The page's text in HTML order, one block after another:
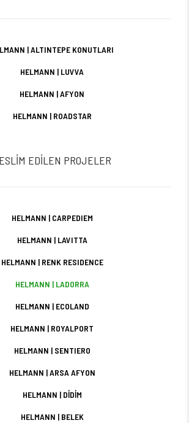
| ALTINTEPE KONUTLARI
HELMANN | LUVVA
HELMANN | AFYON
HELMANN | ROADSTAR
EDİLEN PROJELER
HELMANN | CARPEDIEM
HELMANN | LAVITTA
HELMANN | RENK RESIDENCE
HELMANN | LADORRA
HELMANN | ECOLAND
HELMANN | ROYALPORT
HELMANN | SENTIERO
HELMANN | ARSA AFYON
HELMANN | DİDİM
HELMANN | BELEK